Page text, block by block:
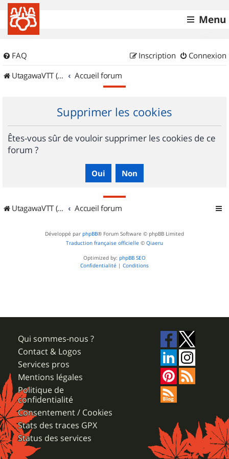
Menu
FAQ Connexion
Inscription
UtagawaVTT (Randos VTT et VTTAE avec traces GPS)
Accueil forum
Supprimer les cookies
Êtes-vous sûr de vouloir supprimer les cookies de ce
forum ?
UtagawaVTT (Randos VTT et VTTAE avec traces GPS) Accueil forum
Développé par phpBB® Forum Software © phpBB Limited
Traduction française officielle © Qiaeru
Optimized by: phpBB SEO
Confidentialité | Conditions
Qui sommes-nous ?
Contact & Logos
Services pros
Mentions légales
Politique de
confidentialité
Consentement / Cookies
Stats des traces GPX
Status des services